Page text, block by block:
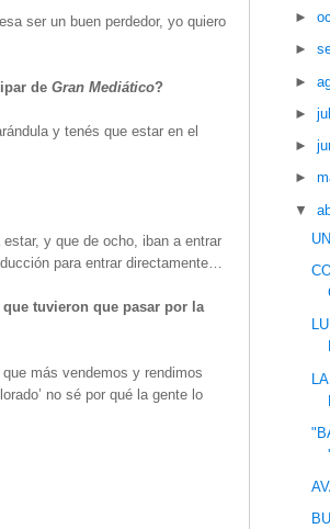
ser un buen perdedor, yo quiero
de Gran Mediático?
y tenés que estar en el
y que de ocho, iban a entrar
para entrar directamente…
tuvieron que pasar por la
más vendemos y rendimos
no sé por qué la gente lo
►
►
►
►
►
►
▼